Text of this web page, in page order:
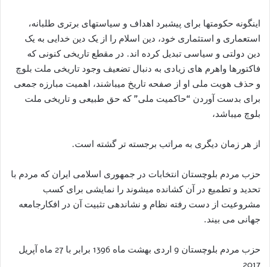
اينگونه حکومتها برای پیشبرد اهداف و سياستهای برتری طلبانه،
استعماری و استثماری خود، دين اسلام را از یک دین خدایی به یک
دین دولتی و سیاسی تبديل کرده اند. در مقطع تاريخی کنونی که
فاکتورها واهرم های زيادی به دنبال تضعيف وجود تاريخی ملت بلوچ
و حذف هويت ملی او از صفحه تاريخ ميباشند، اهميت مبارزه جمعی
برای بدست آوردن “حاکميت ملی” که حق طبيعی و تاريخی ملت
بلوچ ميباشد،
از هر زمان ديگری به مراتب برجسته تر گشته است.
حزب مردم بلوچستان انتخابات در جمهوری اسلامی ایران که مردم با
تحدید و تطمیع در آن کشانده میشوند را نمایشی برای کسب
مشروعیت از دست رفته نظام و نشاندهی تثبیت آن در افکارجامعه
جهانی می بیند.
حزب مردم بلوچستان 9 اردی بهشت ماه 1396 برابر با 27 ماه آپريل
2017